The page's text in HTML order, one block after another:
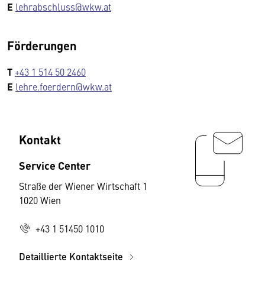
E lehrabschluss@wkw.at
Förderungen
T+43 1 514 50 2460
E lehre.foerdern@wkw.at
Kontakt
Service Center
Straße der Wiener Wirtschaft 1
1020 Wien
+43 1 51450 1010
Detaillierte Kontaktseite